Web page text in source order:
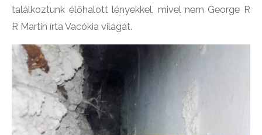
találkoztunk élőhalott lényekkel, mivel nem George R
R Martin írta Vacókia világát.